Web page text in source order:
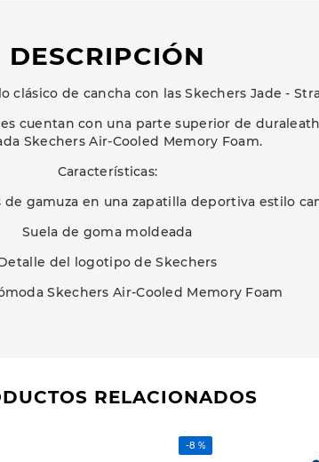
DESCRIPCIÓN
clásico de cancha con las Skechers Jade -
cuentan con una parte superior de
Skechers Air-Cooled Memory Foam.
Características:
gamuza en una zapatilla deportiva estilo
Suela de goma moldeada
del logotipo de Skechers
Skechers Air-Cooled Memory Foam
RELACIONADOS
-8 %